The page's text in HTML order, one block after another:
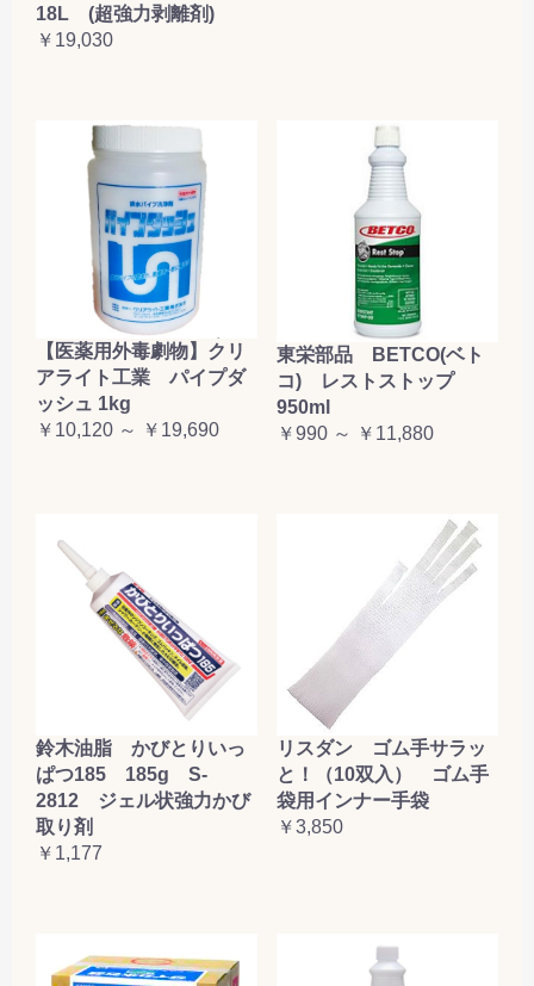
18L (超強力剥離剤)
￥19,030
【医薬用外毒劇物】クリ
アライト工業 パイプダ
ッシュ 1kg
￥10,120 ～ ￥19,690
東栄部品 BETCO(ベト
コ) レストストップ
950ml
￥990 ～ ￥11,880
鈴木油脂 かびとりいっ
ぱつ185 185g S-
2812 ジェル状強力かび
取り剤
￥1,177
リスダン ゴム手サラッ
と！（10双入） ゴム手
袋用インナー手袋
￥3,850